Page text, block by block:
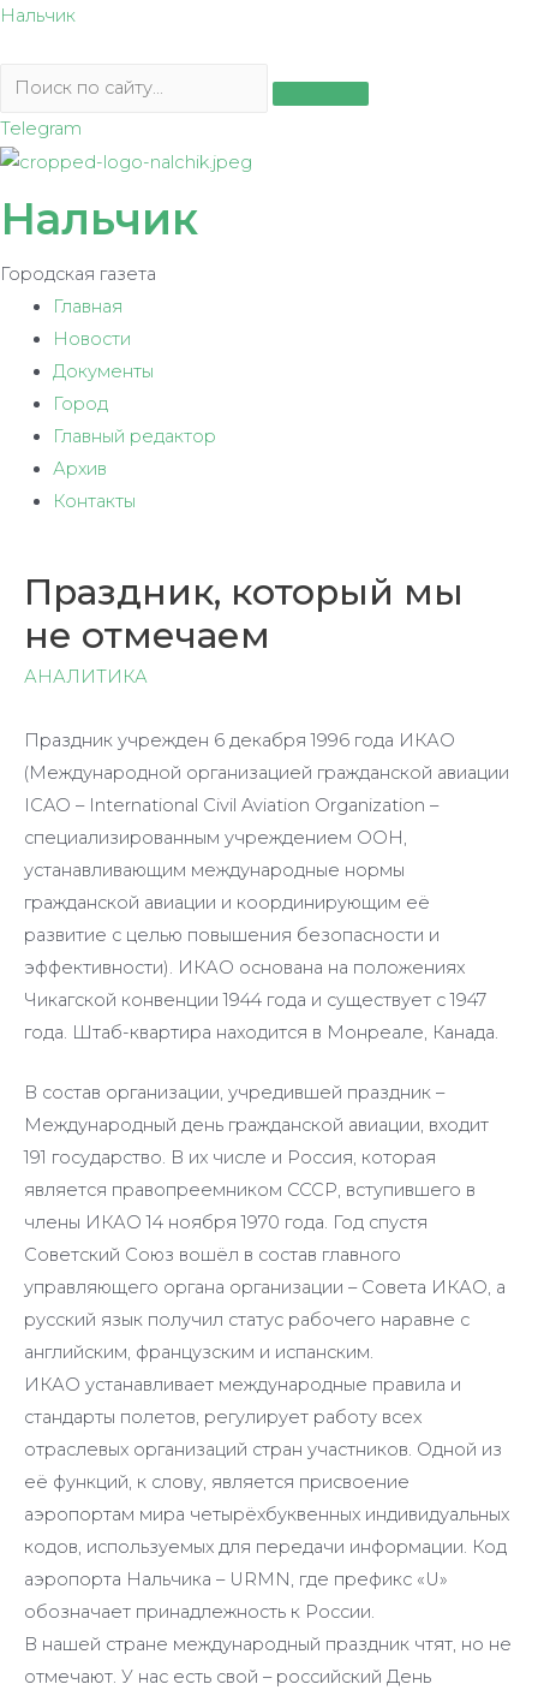
Перейти
содержимому
Нальчик
Telegram
Нальчик
Городская газета
Главная
Новости
Документы
Город
Главный редактор
Архив
Контакты
Праздник, который мы
не отмечаем
АНАЛИТИКА
Праздник учрежден 6 декабря 1996 года ИКАО
(Международной организацией гражданской авиации
ICAO – International Civil Aviation Organization –
специализированным учреждением ООН,
устанавливающим международные нормы
гражданской авиации и координирующим её
развитие с целью повышения безопасности и
эффективности). ИКАО основана на положениях
Чикагской конвенции 1944 года и существует с 1947
года. Штаб-квартира находится в Монреале, Канада.
В состав организации, учредившей праздник –
Международный день гражданской авиации, входит
191 государство. В их числе и Россия, которая
является правопреемником СССР, вступившего в
члены ИКАО 14 ноября 1970 года. Год спустя
Советский Союз вошёл в состав главного
управляющего органа организации – Совета ИКАО, а
русский язык получил статус рабочего наравне с
английским, французским и испанским.
ИКАО устанавливает международные правила и
стандарты полетов, регулирует работу всех
отраслевых организаций стран участников. Одной из
её функций, к слову, является присвоение
аэропортам мира четырёхбуквенных индивидуальных
кодов, используемых для передачи информации. Код
аэропорта Нальчика – URMN, где префикс «U»
обозначает принадлежность к России.
В нашей стране международный праздник чтят, но не
отмечают. У нас есть свой – российский День